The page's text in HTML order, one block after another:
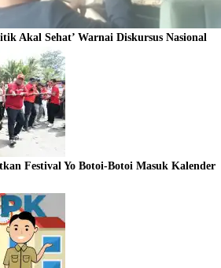
Akal Sehat’ Warnai Diskursus Nasional
Festival Yo Botoi-Botoi Masuk Kalender